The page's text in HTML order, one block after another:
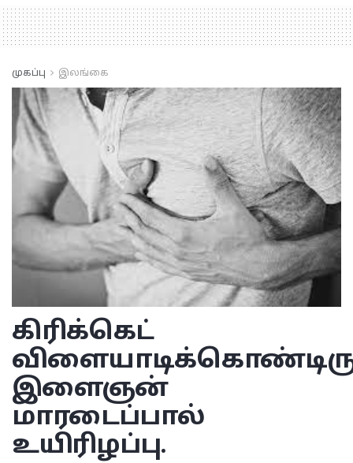
முகப்பு இலங்கை
கிரிக்கெட்
இளைஞன்
மாரடைப்பால்
உயிரிழப்பு.